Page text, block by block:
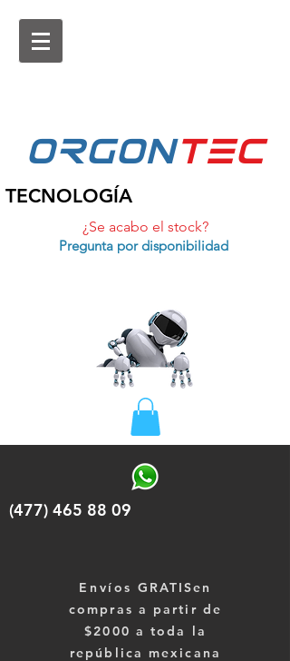
ORGONtEc
TECNOLOGÍA
¿Se acabo el stock?
Pregunta por disponibilidad
(477) 465 88 09
Envíos GRATISen
compras a partir de
$2000 a toda la
república mexicana